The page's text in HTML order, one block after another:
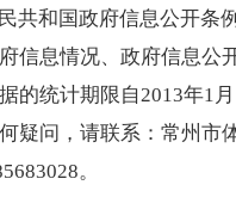
共和国政府信息公开条
信息情况、政府信息
的统计期限自2013年1
疑问，请联系：常州市
。